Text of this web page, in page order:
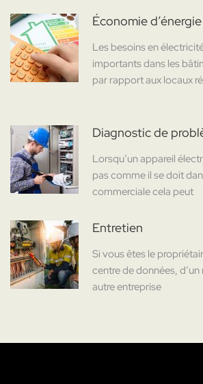
Économie d’énergie
Les besoins en
importants dans les
par rapport aux locaux
Diagnostic de
Lorsqu’un appareil
pas comme il se doit
commerciale cela peut
Entretien
Si vous êtes le
centre de données,
autre entreprise